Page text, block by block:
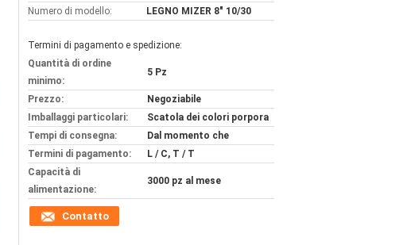
Numero di modello:
LEGNO MIZER 8" 10/30
Termini di pagamento e spedizione:
Quantità di ordine
minimo:
5 Pz
Prezzo:
Negoziabile
Imballaggi particolari:
Scatola dei colori porpora
Tempi di consegna:
Dal momento che
Termini di pagamento:
L / C, T / T
Capacità di
alimentazione:
3000 pz al mese
Contatto